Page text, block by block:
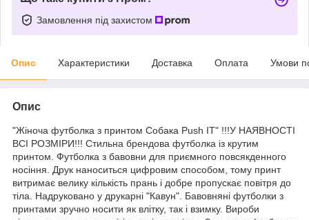
Замовлення під захистом
Опис Характеристики Доставка Оплата Умови
Опис
"Жіноча футболка з принтом Собака Push IT" !!!У НАЯВНОСТІ
ВСІ РОЗМІРИ!!! Стильна брендова футболка із крутим
принтом. Футболка з бавовни для приємного повсякденного
носіння. Друк наноситься цифровим способом, тому принт
витримає велику кількість прань і добре пропускає повітря до
тіла. Надруковано у друкарні "Кавун". Бавовняні футболки з
принтами зручно носити як влітку, так і взимку. Вироби